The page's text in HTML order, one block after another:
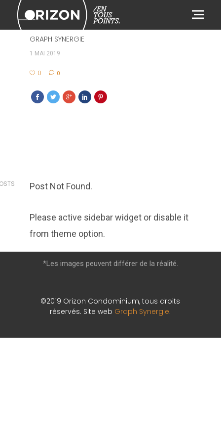
502
GRAPH SYNERGIE
1 MAI 2019
0 0
Post Not Found.
Please active sidebar widget or disable it
from theme option.
*Les images peuvent différer de la réalité.
©2019 Orizon Condominium, tous droits
réservés. Site web Graph Synergie.